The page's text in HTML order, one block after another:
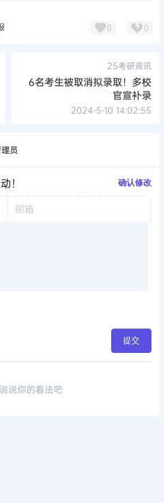
0 0
25考研资讯
6名考生被取消拟录取！多校
官宣补录
2024-5-10 14:02:55
员
！ 确认修改
提交
说你的看法吧